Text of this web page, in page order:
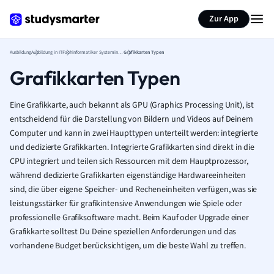
Zur App
AusbildungAusbildung in IT Fachinformatiker SystemintegrationGrafikkarten Typen
Grafikkarten Typen
Eine Grafikkarte, auch bekannt als GPU (Graphics Processing Unit), ist
entscheidend für die Darstellung von Bildern und Videos auf Deinem
Computer und kann in zwei Haupttypen unterteilt werden: integrierte
und dedizierte Grafikkarten. Integrierte Grafikkarten sind direkt in die
CPU integriert und teilen sich Ressourcen mit dem Hauptprozessor,
während dedizierte Grafikkarten eigenständige Hardwareeinheiten
sind, die über eigene Speicher- und Recheneinheiten verfügen, was sie
leistungsstärker für grafikintensive Anwendungen wie Spiele oder
professionelle Grafiksoftware macht. Beim Kauf oder Upgrade einer
Grafikkarte solltest Du Deine speziellen Anforderungen und das
vorhandene Budget berücksichtigen, um die beste Wahl zu treffen.